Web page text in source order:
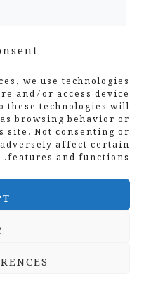
we use technologies
and/or access device
technologies will
browsing behavior or
site. Not consenting or
affect certain
features and functions.
this site are affiliate